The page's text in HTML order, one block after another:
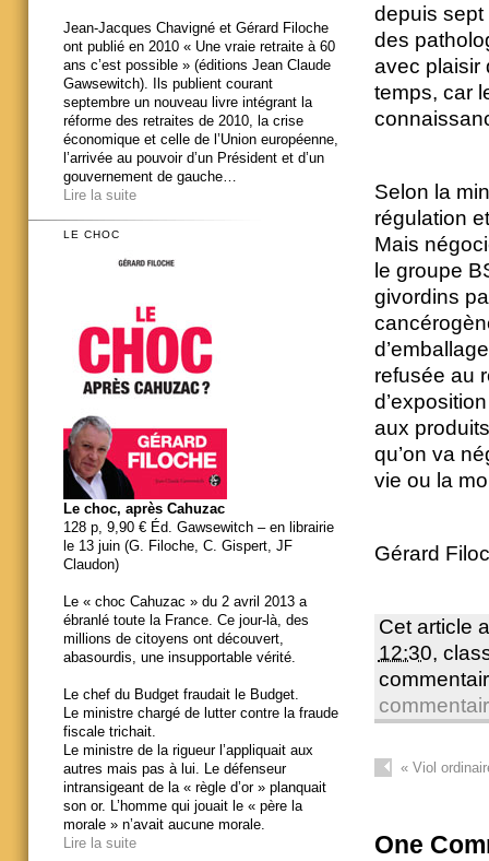
depuis sept
des
avec plaisir
temps, car
Selon la
régulation
Mais
le groupe
givordins
refusée au
aux
qu’on va
vie ou la
Gérard
Cet article
12:30,
«Viol
One
Jean-Jacques Chavigné et Gérard Filoche
ont publié en 2010 « Une vraie retraite à 60
ans c’est possible » (éditions Jean Claude
Gawsewitch). Ils publient courant
septembre un nouveau livre intégrant la
réforme des retraites de 2010, la crise
économique et celle de l’Union européenne,
l’arrivée au pouvoir d’un Président et d’un
gouvernement de gauche…
Lire la suite
LE CHOC
Le choc, après Cahuzac
128 p, 9,90 € Éd. Gawsewitch – en librairie
le 13 juin (G. Filoche, C. Gispert, JF
Claudon)
Le « choc Cahuzac » du 2 avril 2013 a
ébranlé toute la France. Ce jour-là, des
millions de citoyens ont découvert,
abasourdis, une insupportable vérité.
Le chef du Budget fraudait le Budget.
Le ministre chargé de lutter contre la fraude
fiscale trichait.
Le ministre de la rigueur l’appliquait aux
autres mais pas à lui. Le défenseur
intransigeant de la « règle d’or » planquait
son or. L’homme qui jouait le « père la
morale » n’avait aucune morale.
Lire la suite